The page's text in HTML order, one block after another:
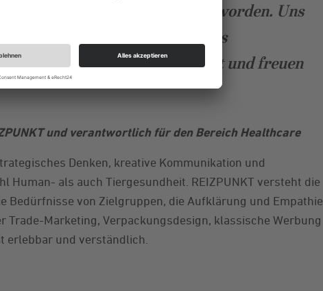
in Weinheim fündig geworden. Uns
Themen aus, ebenso wie das
Insofern: Wir sind gespannt und freuen
und verantwortlich für den Bereich Healthcare
Denken, kreative Kommunikation und
als auch Tiergesundheit. REIZPUNKT versteht die
von Zielgruppen, die Aufklärung und Empathie
Trade-Marketing, Verpackungsdesign, klassische Werbung
erlebbar und verständlich.